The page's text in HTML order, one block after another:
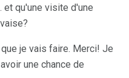
qu'une visite d'une
je vais faire. Merci! Je
une chance de